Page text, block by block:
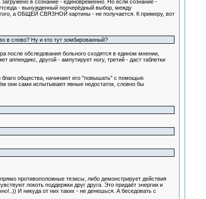
в сознание - единовременно. Но если сознание -
- вынужденный поочерёдный выбор, между
а ОБЩЕЙ СВЯЗНОЙ картины - не получается. К примеру, вот
в слово? Ну и кто тут зомбированный?
после обследования больного сходятся в едином мнении,
другой - ампутирует ногу, третий - даст таблетки
благо общества, начинают его "повышать" с помощью
они сами испытывают явные недостаток, словно бы
противоположные тезисы, либо демонстрирует действия
локоть поддержки друг друга. Это придаёт энергии и
И никуда от них таких - не денешься. А беседовать с